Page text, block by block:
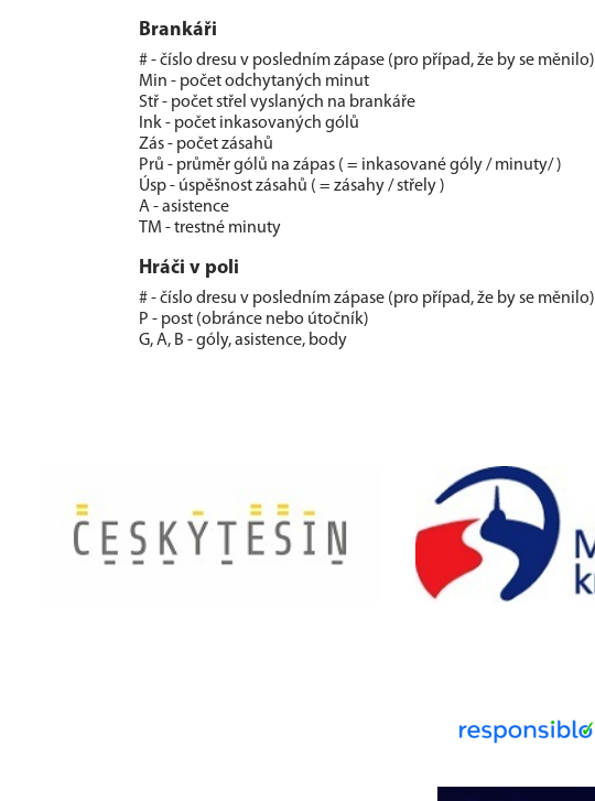
Brankáři
# - číslo dresu v posledním zápase (pro případ, že by se měnilo)
Min - počet odchytaných minut
Stř - počet střel vyslaných na brankáře
Ink - počet inkasovaných gólů
Zás - počet zásahů
Prů - průměr gólů na zápas ( = inkasované góly / minuty/ )
Úsp - úspěšnost zásahů ( = zásahy / střely )
A - asistence
TM - trestné minuty
Hráči v poli
# - číslo dresu v posledním zápase (pro případ, že by se měnilo)
P - post (obránce nebo útočník)
G, A, B - góly, asistence, body